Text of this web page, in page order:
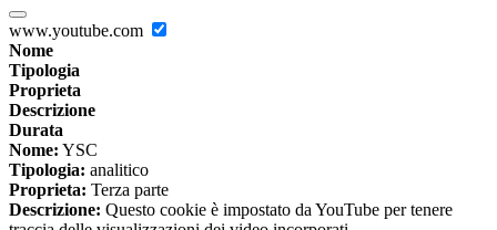
www.youtube.com
Nome
Tipologia
Proprieta
Descrizione
Durata
Nome: YSC
Tipologia: analitico
Proprieta: Terza parte
Descrizione: Questo cookie è impostato da YouTube per tenere